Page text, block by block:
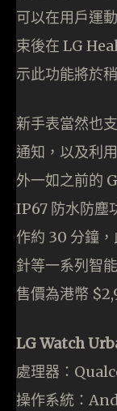
可以在用戶運
束後在 LG
示此功能將於
新手表當然也
通知，以及利
外一如之前的
IP67 防水防塵
作約 30 分鐘
針等一系列智
售價為港幣
LG Watch
處理器：
操作系統：